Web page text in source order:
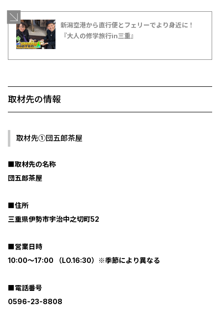
新潟空港から直行便とフェリーでより身近に！
『大人の修学旅行in三重』
取材先の情報
取材先①団五郎茶屋
■取材先の名称
団五郎茶屋
■住所
三重県伊勢市宇治中之切町52
■営業日時
10:00～17:00 （LO.16:30）※季節により異なる
■電話番号
0596-23-8808